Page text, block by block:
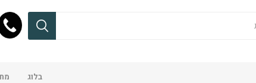
בלוג